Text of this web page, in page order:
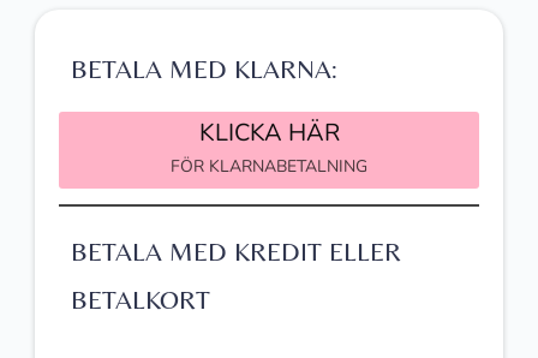
BETALA MED KLARNA:
KLICKA HÄR
FÖR KLARNABETALNING
BETALA MED KREDIT ELLER
BETALKORT